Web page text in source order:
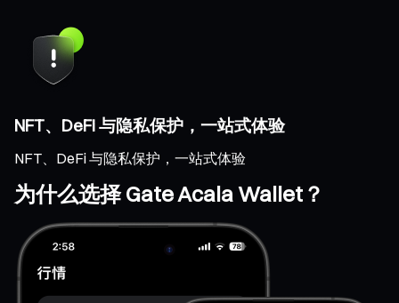
NFT、DeFi 与隐私保护，一站式体验
NFT、DeFi 与隐私保护，一站式体验
为什么选择 Gate Acala Wallet？